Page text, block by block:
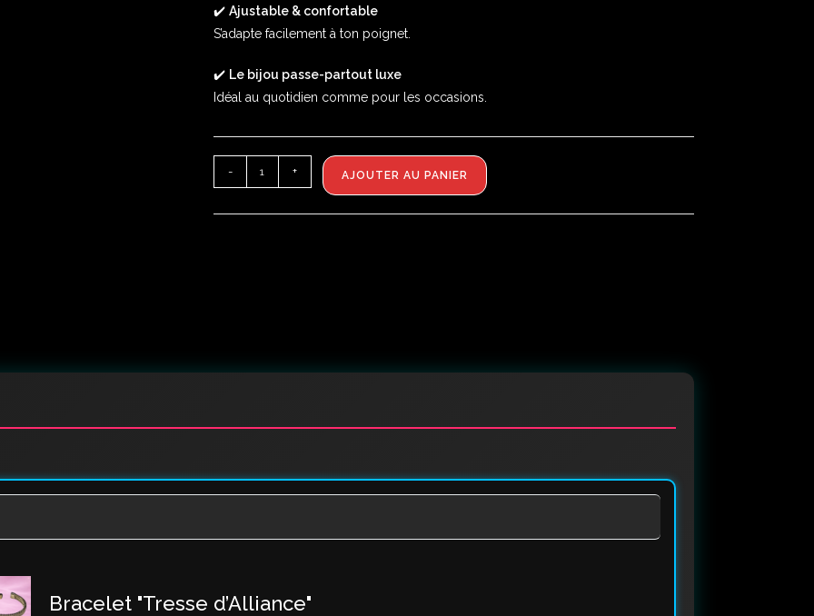
✔️ Ajustable & confortable
S’adapte facilement à ton poignet.
✔️ Le bijou passe-partout luxe
Idéal au quotidien comme pour les occasions.
- + AJOUTER AU PANIER
Bracelet "Tresse d’Alliance"